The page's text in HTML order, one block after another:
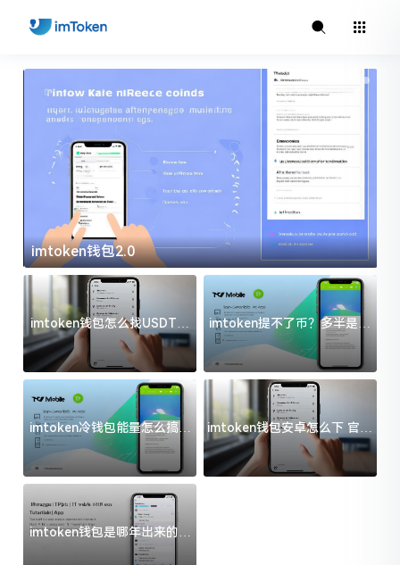
imtoken钱包2.0
imtoken钱包怎么找USDT地
址？三步搞定不踩坑
imtoken提不了币？多半是这
几件事没处理好
imtoken冷钱包能量怎么搞？
过来人告诉你门道
imtoken钱包安卓怎么下 官方
渠道避坑指南
imtoken钱包是哪年出来的？
一文给你说清楚